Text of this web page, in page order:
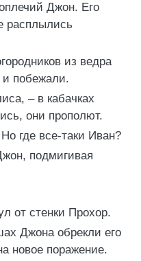
Джон. Его
расплылись
из ведра
побежали.
– в кабачках
они прополют.
где все-таки Иван?
подмигивая
от стенки Прохор.
Джона обрекли его
новое поражение.